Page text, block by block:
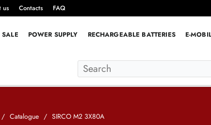
us Contacts FAQ
SALE POWER SUPPLY RECHARGEABLE BATTERIES E-
/ Catalogue / SIRCO M2 3X80A